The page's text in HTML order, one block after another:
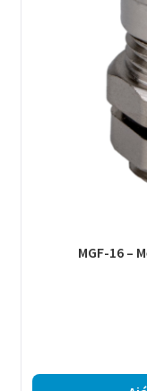
MGF-16 –